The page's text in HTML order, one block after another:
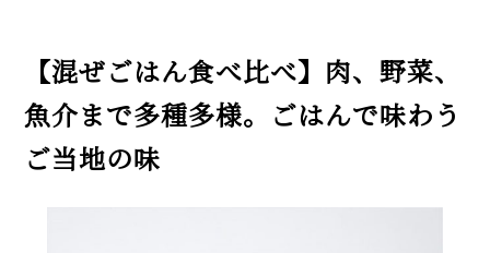
【混ぜごはん食べ比べ】肉、野菜、
魚介まで多種多様。ごはんで味わう
ご当地の味